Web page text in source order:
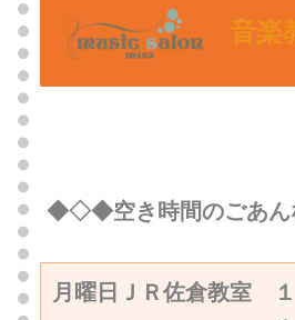
音楽
◆◇◆空き時間のごあ
月曜日ＪＲ佐倉教室　